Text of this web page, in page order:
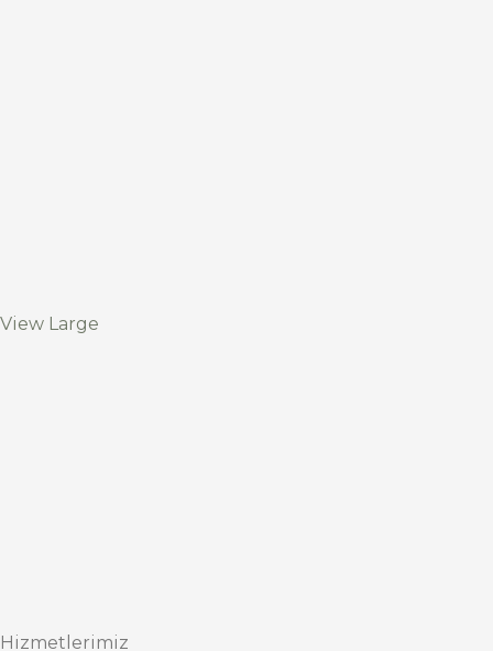
View Large
Hizmetlerimiz